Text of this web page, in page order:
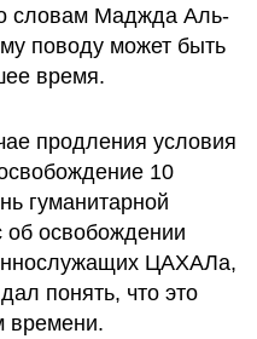
словам Маджда Аль-
поводу может быть
время.
продления условия
10
гуманитарной
об освобождении
ЦАХАЛа,
понять, что это
времени.